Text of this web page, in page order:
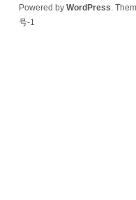
Powered by WordPress.
号-1